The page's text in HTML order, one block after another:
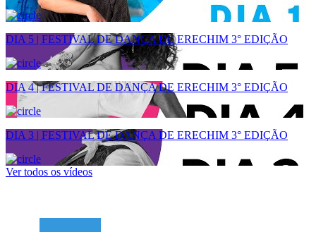
DIA 5 | FESTIVAL DE DANÇA DE ERECHIM 3° EDIÇÃO
DIA 4 | FESTIVAL DE DANÇA DE ERECHIM 3° EDIÇÃO
DIA 3 | FESTIVAL DE DANÇA DE ERECHIM 3° EDIÇÃO
Ver todos os vídeos